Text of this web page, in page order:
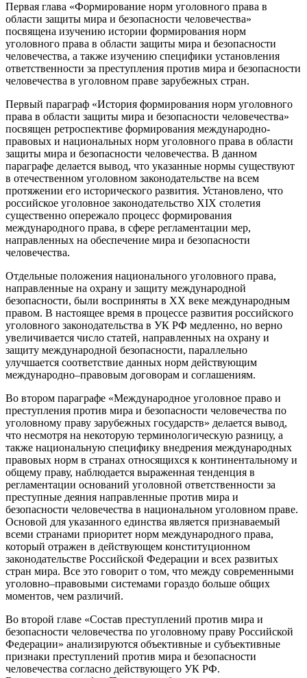
Первая глава «Формирование норм уголовного права в
области защиты мира и безопасности человечества»
посвящена изучению истории формирования норм
уголовного права в области защиты мира и безопасности
человечества, а также изучению специфики установления
ответственности за преступления против мира и безопасности
человечества в уголовном праве зарубежных стран.
Первый параграф «История формирования норм уголовного
права в области защиты мира и безопасности человечества»
посвящен ретроспективе формирования международно-
правовых и национальных норм уголовного права в области
защиты мира и безопасности человечества. В данном
параграфе делается вывод, что указанные нормы существуют
в отечественном уголовном законодательстве на всем
протяжении его исторического развития. Установлено, что
российское уголовное законодательство XIX столетия
существенно опережало процесс формирования
международного права, в сфере регламентации мер,
направленных на обеспечение мира и безопасности
человечества.
Отдельные положения национального уголовного права,
направленные на охрану и защиту международной
безопасности, были восприняты в XX веке международным
правом. В настоящее время в процессе развития российского
уголовного законодательства в УК РФ медленно, но верно
увеличивается число статей, направленных на охрану и
защиту международной безопасности, параллельно
улучшается соответствие данных норм действующим
международно–правовым договорам и соглашениям.
Во втором параграфе «Международное уголовное право и
преступления против мира и безопасности человечества по
уголовному праву зарубежных государств» делается вывод,
что несмотря на некоторую терминологическую разницу, а
также национальную специфику внедрения международных
правовых норм в странах относящихся к континентальному и
общему праву, наблюдается выраженная тенденция в
регламентации оснований уголовной ответственности за
преступные деяния направленные против мира и
безопасности человечества в национальном уголовном праве.
Основой для указанного единства является признаваемый
всеми странами приоритет норм международного права,
который отражен в действующем конституционном
законодательстве Российской Федерации и всех развитых
стран мира. Все это говорит о том, что между современными
уголовно–правовыми системами гораздо больше общих
моментов, чем различий.
Во второй главе «Состав преступлений против мира и
безопасности человечества по уголовному праву Российской
Федерации» анализируются объективные и субъективные
признаки преступлений против мира и безопасности
человечества согласно действующего УК РФ.